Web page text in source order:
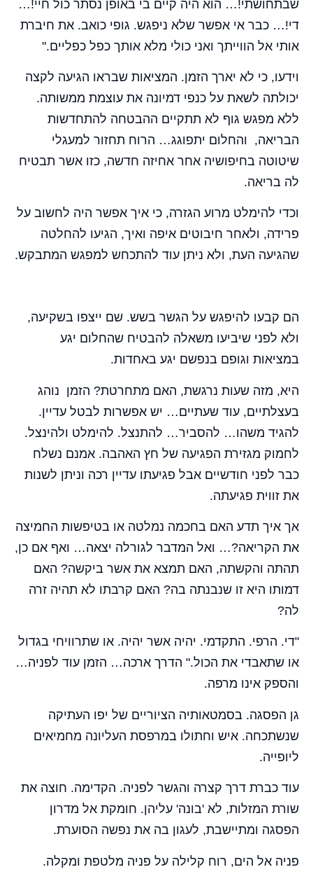
שבתחושתי!… הוא היה קיים בי באופן נסתר כול חיי!…
די!… כבר אי אפשר שלא ניפגש. גופי כואב. את חיברת
אותי אל הווייתך ואני כולי מלא אותך כפל כפליים."
וידעו, כי לא יארך הזמן. המציאות שבראו הגיעה לקצה
יכולתה לשאת על כנפי דמיונה את עוצמת ממשותה.
ללא מפגש גוף לא תתקיים ההבטחה להתחדשות
הבריאה, והחלום יתפוגג… הרוח תחזור למעגלי
שיטוטה בחיפושיה אחר אחיזה חדשה, כזו אשר תבטיח
לה בריאה.
וכדי להימלט מרוע הגזרה, כי איך אפשר היה לחשוב על
פרידה, ולאחר חיבוטים איפה ואיך, הגיעו להחלטה
שהגיעה העת, ולא ניתן עוד להתכחש למפגש המתבקש.
הם קבעו להיפגש על הגשר בשש. שם ייצפו בשקיעה,
ולא לפני שיביעו משאלה להבטיח שהחלום יגע
במציאות וגופם בנפשם יגע באחדות.
היא, מזה שעות נרגשת, האם מתחרטת? הזמן נוהג
בעצלתיים, עוד שעתיים… יש אפשרות לבטל עדיין.
להגיד משהו… להסביר… להתנצל. להימלט ולהינצל.
לחמוק מגזירת הפגיעה של חץ האהבה. אמנם נשלח
כבר לפני חודשיים אבל פגיעתו עדיין רכה וניתן לשנות
את זווית פגיעתה.
אך איך תדע האם בחכמה נמלטה או בטיפשות החמיצה
את הקריאה?… ואל המדבר לגורלה יצאה… ואף אם כן,
תהתה והקשתה, האם תמצא את אשר ביקשה? האם
דמותו היא זו שנבנתה בה? האם קרבתו לא תהיה זרה
לה?
"די. הרפי. התקדמי. יהיה אשר יהיה. או שתרוויחי בגדול
או שתאבדי את הכול." הדרך ארכה… הזמן עוד לפניה…
והספק אינו מרפה.
גן הפסגה. בסמטאותיה הציוריים של יפו העתיקה
שנשתכחה. איש וחתולו במרפסת העליונה מחמיאים
ליופייה.
עוד כברת דרך קצרה והגשר לפניה. הקדימה. חוצה את
שורת המזלות, לא 'בונה' עליהן. חומקת אל מדרון
הפסגה ומתיישבת, לעגון בה את נפשה הסוערת.
פניה אל הים, רוח קלילה על פניה מלטפת ומקלה.